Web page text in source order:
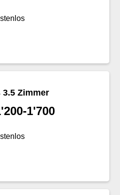
3.5 Zimmer
1'700